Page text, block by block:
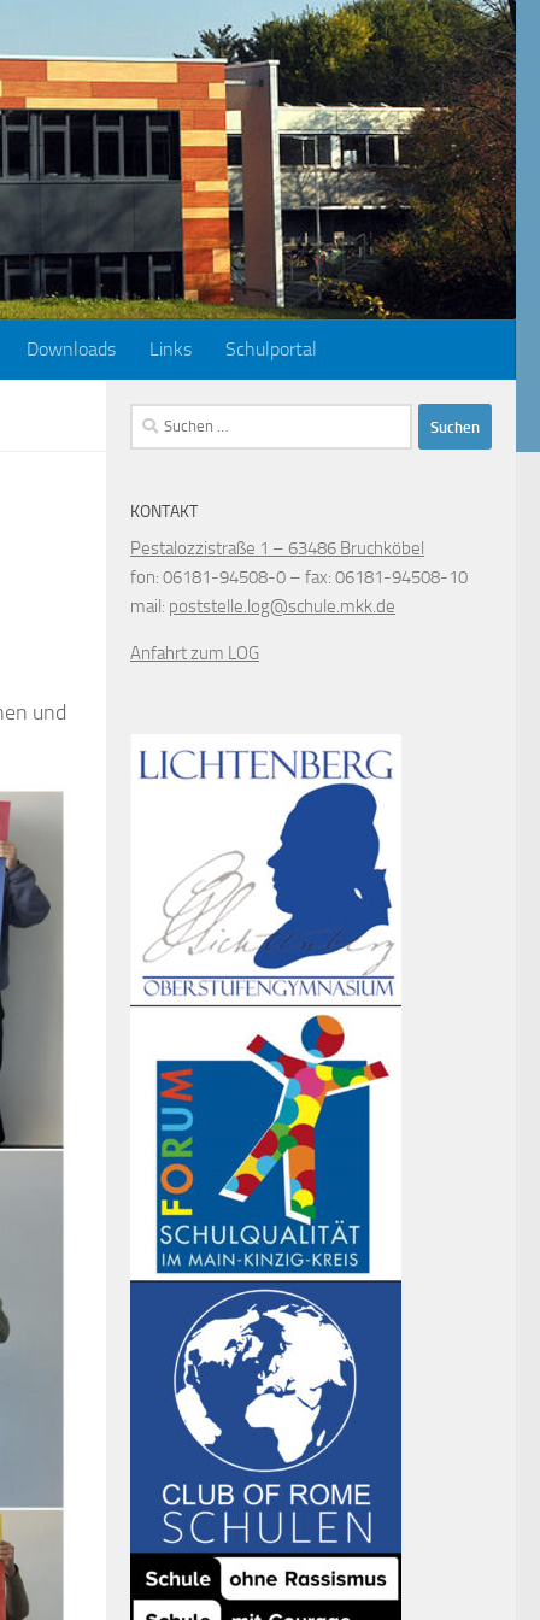
Downloads Links Schulportal
und
Suchen
nach:
KONTAKT
Pestalozzistraße 1 – 63486 Bruchköbel
fon: 06181-94508-0 – fax: 06181-94508-10
mail: poststelle.log@schule.mkk.de
Anfahrt zum LOG